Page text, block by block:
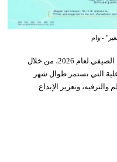
- وام
تواصل هيئة الشارقة للمتاحف تنفيذ برنامجها الصيفي لعام 2026، من خلال
التي تستمر طوال شهر
وتعزيز الإبداع